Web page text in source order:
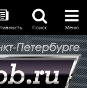
Поиск Меню